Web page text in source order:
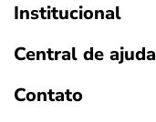
Institucional
Central de ajuda
Contato